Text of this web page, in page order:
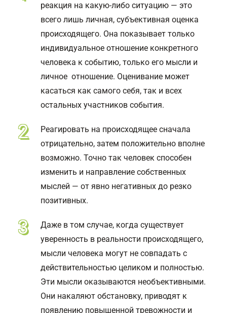
реакция на какую-либо ситуацию — это
всего лишь личная, субъективная оценка
происходящего. Она показывает только
индивидуальное отношение конкретного
человека к событию, только его мысли и
личное отношение. Оценивание может
касаться как самого себя, так и всех
остальных участников события.
Реагировать на происходящее сначала
отрицательно, затем положительно вполне
возможно. Точно так человек способен
изменить и направление собственных
мыслей — от явно негативных до резко
позитивных.
Даже в том случае, когда существует
уверенность в реальности происходящего,
мысли человека могут не совпадать с
действительностью целиком и полностью.
Эти мысли оказываются необъективными.
Они накаляют обстановку, приводят к
появлению повышенной тревожности и